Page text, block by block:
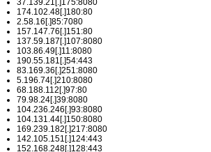
37.139.21[.]175:8080
174.102.48[.]180:80
2.58.16[.]85:7080
157.147.76[.]151:80
137.59.187[.]107:8080
103.86.49[.]11:8080
190.55.181[.]54:443
83.169.36[.]251:8080
5.196.74[.]210:8080
68.188.112[.]97:80
79.98.24[.]39:8080
104.236.246[.]93:8080
104.131.44[.]150:8080
169.239.182[.]217:8080
142.105.151[.]124:443
152.168.248[.]128:443